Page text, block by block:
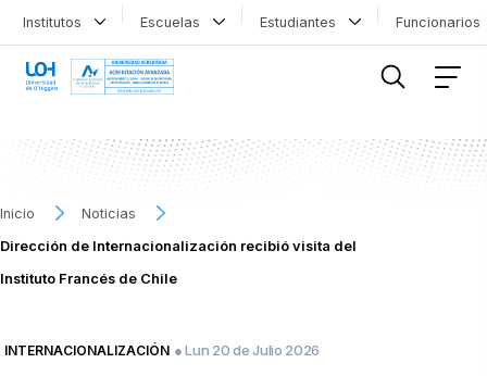
Institutos Escuelas Estudiantes
Inicio
Noticias
Dirección de Internacionalización recibió visita del
Instituto Francés de Chile
INTERNACIONALIZACIÓN ● Lun 20 de Julio 2026